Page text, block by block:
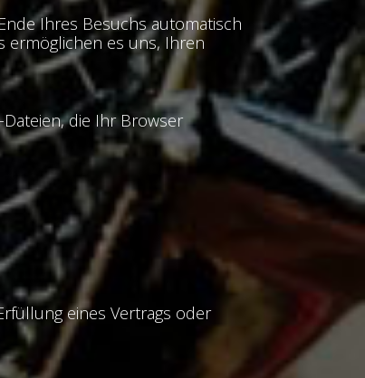
Ihres Besuchs automatisch
ermöglichen es uns, Ihren
die Ihr Browser
eines Vertrags oder